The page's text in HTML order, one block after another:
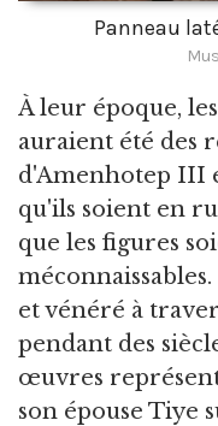
Panneau
À leur époque,
auraient été des
d'Amenhotep III
qu'ils soient en
que les figures
et vénéré à
pendant des
œuvres
son épouse Tiye